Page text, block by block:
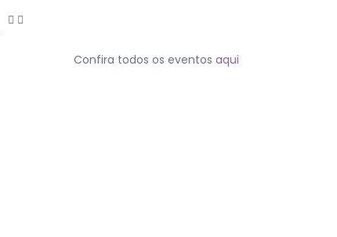
Confira todos os eventos aqui